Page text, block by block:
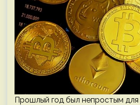
Прошлый год был непростым для